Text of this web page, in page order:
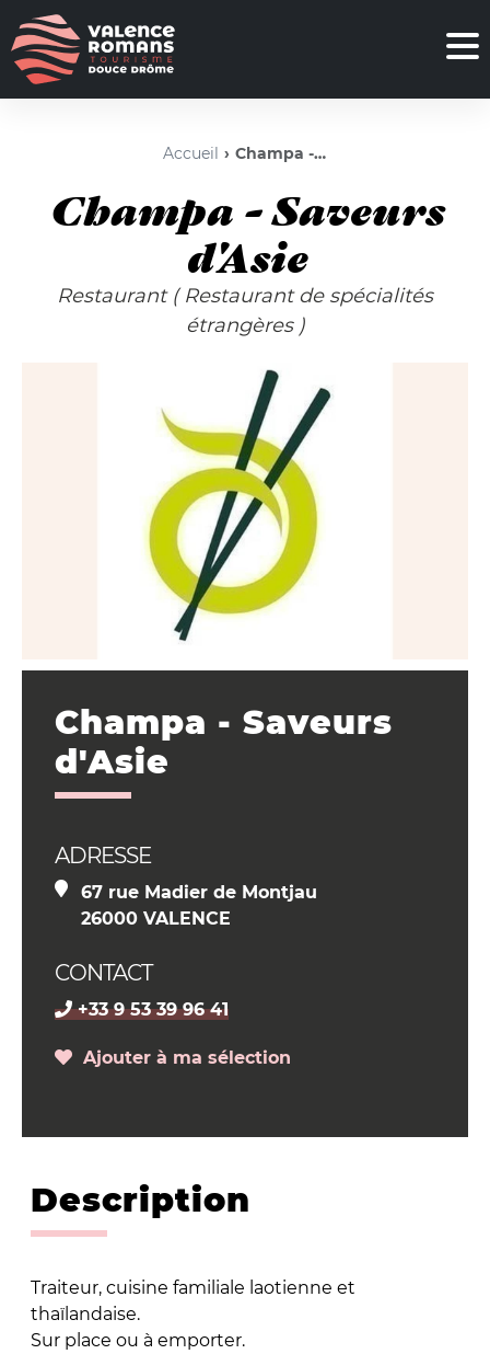
Accueil Champa - Saveurs d'Asie
Champa - Saveurs
d'Asie
Restaurant ( Restaurant de spécialités
étrangères )
Champa - Saveurs
d'Asie
ADRESSE
67 rue Madier de Montjau
26000 VALENCE
CONTACT
+33 9 53 39 96 41
Ajouter à ma sélection
Description
Traiteur, cuisine familiale laotienne et
thaïlandaise.
Sur place ou à emporter.